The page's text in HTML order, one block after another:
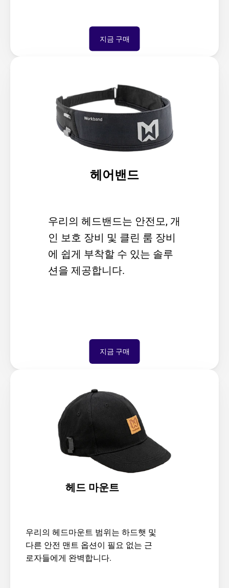
지금 구매
헤어밴드
우리의 헤드밴드는 안전모, 개
인 보호 장비 및 클린 룸 장비
에 쉽게 부착할 수 있는 솔루
션을 제공합니다.
지금 구매
헤드 마운트
우리의 헤드마운트 범위는 하드햇 및
다른 안전 맨트 옵션이 필요 없는 근
로자들에게 완벽합니다.